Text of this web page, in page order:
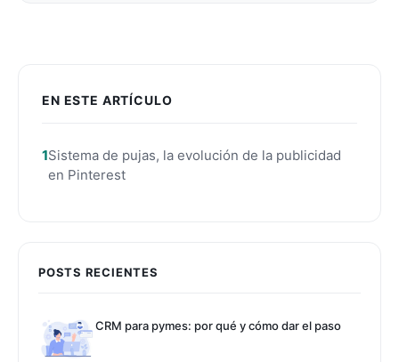
EN ESTE ARTÍCULO
Sistema de pujas, la evolución de la publicidad
en Pinterest
POSTS RECIENTES
CRM para pymes: por qué y cómo dar el paso